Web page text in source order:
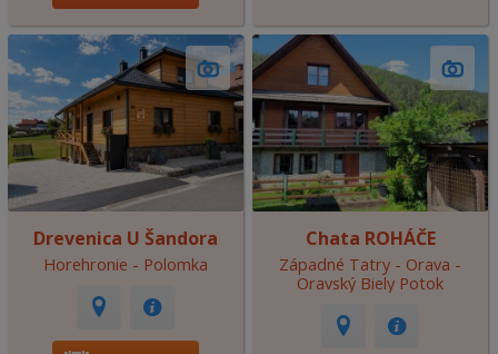
Drevenica U Šandora
Horehronie - Polomka
Chata ROHÁČE
Západné Tatry - Orava -
Oravský Biely Potok